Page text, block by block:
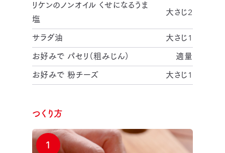
リケンのノンオイル くせになるうま
塩
大さじ2
サラダ油
大さじ1
お好みで パセリ（粗みじん）
適量
お好みで 粉チーズ
大さじ1
つくり方
1